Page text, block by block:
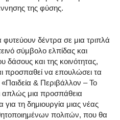
της φύσης.
δέντρα σε μια τριπλά
σύμβολο ελπίδας και
δάσους και της κοινότητας,
προσπαθεί να επουλώσει τα
& Περιβάλλον – Το
απλώς μια προσπάθεια
τη δημιουργία μιας νέας
πολιτών, που θα